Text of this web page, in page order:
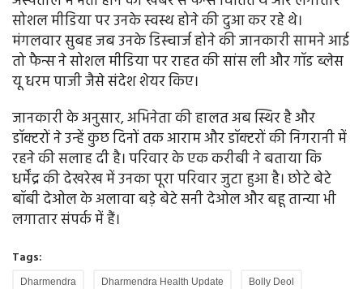
सोशल मीडिया पर उनके स्वस्थ होने की दुआ कर रहे थे।
मंगलवार सुबह जब उनके डिस्चार्ज होने की जानकारी सामने आई
तो फैन्स ने सोशल मीडिया पर राहत की सांस ली और गॉड ब्लेस
यू धरम पाजी जैसे संदेश शेयर किए।
जानकारी के अनुसार, अभिनेता की हालत अब स्थिर है और
डॉक्टरों ने उन्हें कुछ दिनों तक आराम और डॉक्टरों की निगरानी में
रहने की सलाह दी है। परिवार के एक करीबी ने बताया कि
धर्मेंद्र की देखरेख में उनका पूरा परिवार जुटा हुआ है। छोटे बेटे
बॉबी देओल के अलावा बड़े बेटे सनी देओल और बहू तान्या भी
लगातार संपर्क में हैं।
Tags:
Dharmendra Dharmendra Health Update Bolly Deol